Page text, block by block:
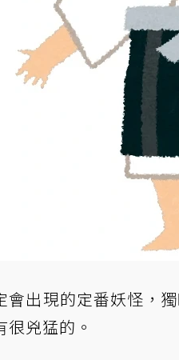
會出現的定番妖怪，
兇猛的。